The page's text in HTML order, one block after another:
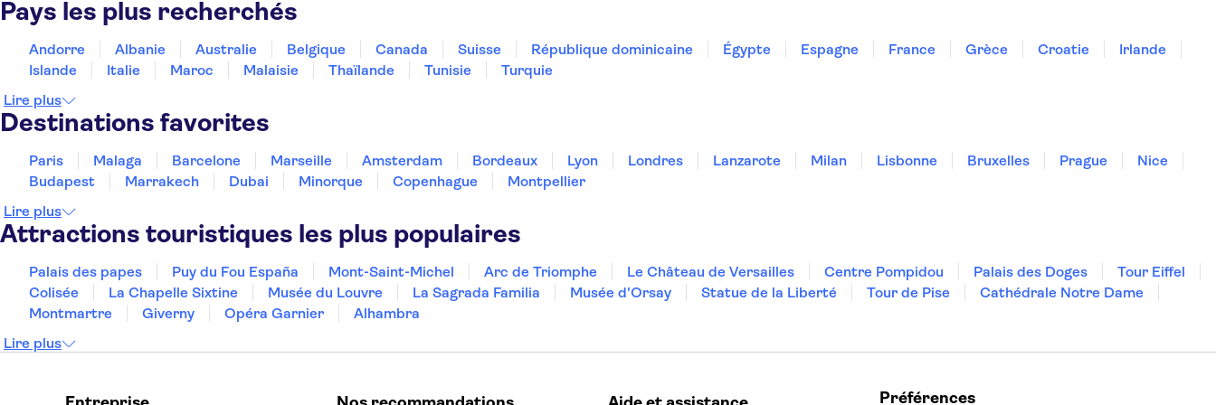
Le Royal Hammamet
Golden Tulip President
Blue Marine Hammamet
Résidence Diar Lemdina
Hawaii beach
Shell Beach Hotel & Spa
Khayam Garden Beach Resort & Spa
TUNISIA LODGE HAMMAMET
Pays les plus recherchés
Andorre Albanie Australie Belgique Canada Suisse République dominicaine Égypte Espagne France Grèce Croatie
Irlande
Islande
Italie Maroc Malaisie Thaïlande Tunisie
Turquie
Lire plus
Destinations favorites
Paris Malaga Barcelone Marseille Amsterdam Bordeaux Lyon Londres Lanzarote Milan Lisbonne Bruxelles Prague
Nice
Budapest
Marrakech Dubai Minorque Copenhague
Montpellier
Lire plus
Attractions touristiques les plus populaires
Palais des papes Puy du Fou España Mont-Saint-Michel Arc de Triomphe Le Château de Versailles Centre Pompidou Palais des Doges
Tour Eiffel
Colisée
La Chapelle Sixtine Musée du Louvre La Sagrada Familia Musée d'Orsay Statue de la Liberté Tour de Pise
Cathédrale Notre Dame
Montmartre
Giverny Opéra Garnier
Alhambra
Lire plus
Préférences